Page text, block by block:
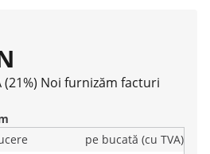
(21%) Noi furnizăm facturi
pe bucată (cu TVA)